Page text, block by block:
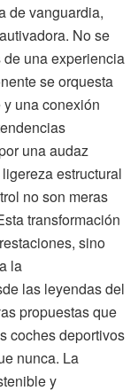
de vanguardia,
No se
una experiencia
se orquesta
una conexión
una audaz
estructural
no son meras
transformación
sino
la
las leyendas del
propuestas que
coches deportivos
nunca. La
y